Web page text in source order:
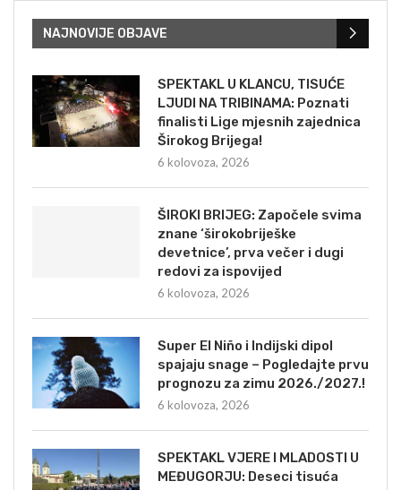
NAJNOVIJE OBJAVE
SPEKTAKL U KLANCU, TISUĆE
LJUDI NA TRIBINAMA: Poznati
finalisti Lige mjesnih zajednica
Širokog Brijega!
6 kolovoza, 2026
ŠIROKI BRIJEG: Započele svima
znane ‘širokobriješke
devetnice’, prva večer i dugi
redovi za ispovijed
6 kolovoza, 2026
Super El Niño i Indijski dipol
spajaju snage – Pogledajte prvu
prognozu za zimu 2026./2027.!
6 kolovoza, 2026
SPEKTAKL VJERE I MLADOSTI U
MEĐUGORJU: Deseci tisuća